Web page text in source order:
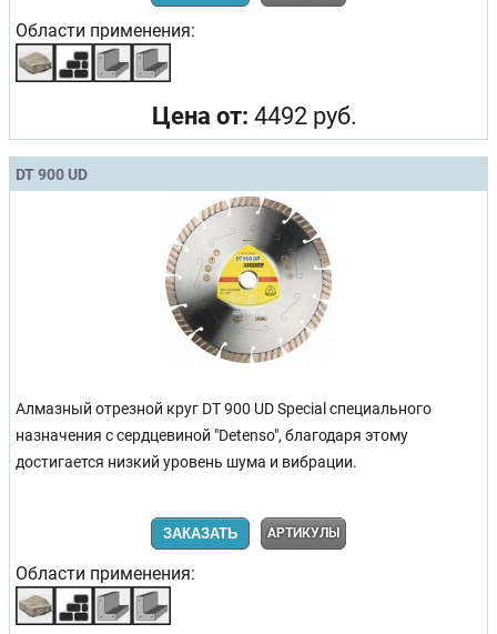
Области применения:
Цена от: 4492 руб.
DT 900 UD
Алмазный отрезной круг DT 900 UD Special специального
назначения с сердцевиной "Detenso", благодаря этому
достигается низкий уровень шума и вибрации.
ЗАКАЗАТЬ АРТИКУЛЫ
Области применения: